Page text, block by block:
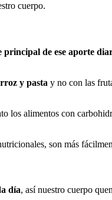
cuerpo.
principal de ese aporte
y pasta y no con las
los alimentos con
son más
día, así nuestro cuerpo